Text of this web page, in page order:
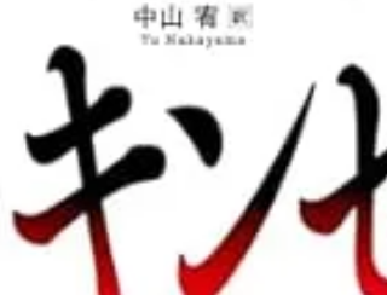
某データベース事業からの撤退